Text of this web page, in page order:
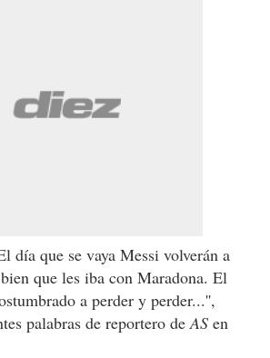
día que se vaya Messi volverán a
que les iba con Maradona. El
a perder y perder...'',
palabras de reportero deAS en